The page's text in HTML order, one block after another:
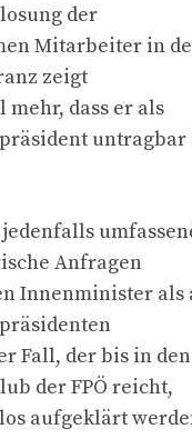
der
Mitarbeiter in
zeigt
dass er als
untragbar
Anfragen
Innenminister als
Fall, der bis in den
der FPÖ reicht,
aufgeklärt